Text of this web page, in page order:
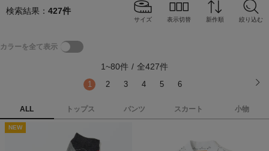
検索結果： 427件
サイズ 表示切替 新作順 絞り込む
カラーを全て表示
1~80件 / 全427件
1 2 3 4 5 6
ALL トップス パンツ スカート 小物
NEW